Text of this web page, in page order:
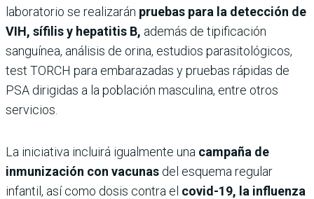
laboratorio se realizarán pruebas para la detección de
VIH, sífilis y hepatitis B, además de tipificación
sanguínea, análisis de orina, estudios parasitológicos,
test TORCH para embarazadas y pruebas rápidas de
PSA dirigidas a la población masculina, entre otros
servicios.
La iniciativa incluirá igualmente una campaña de
inmunización con vacunas del esquema regular
infantil, así como dosis contra el covid-19, la influenza